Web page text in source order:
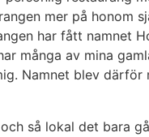
mer på honom
har fått namnet
många av mina
Namnet blev därför
så lokal det bara